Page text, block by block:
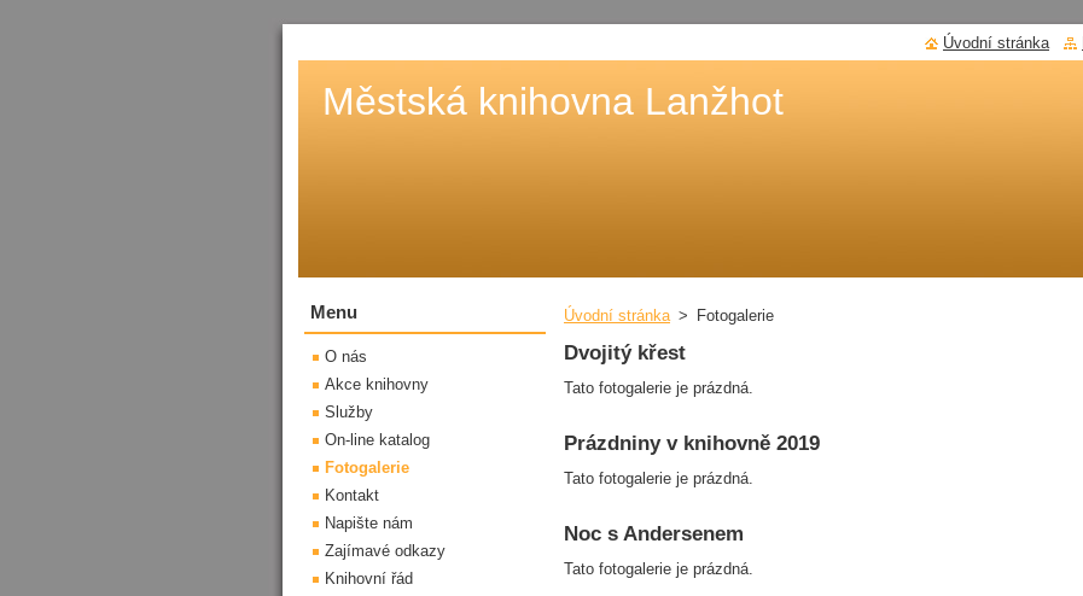
Městská knihovna Lanžhot
Úvodní stránka > Fotogalerie
Dvojitý křest
Tato fotogalerie je prázdná.
Prázdniny v knihovně 2019
Tato fotogalerie je prázdná.
Noc s Andersenem
Tato fotogalerie je prázdná.
Menu
O nás
Akce knihovny
Služby
On-line katalog
Fotogalerie
Kontakt
Napište nám
Zajímavé odkazy
Knihovní řád
Úvodní stránka